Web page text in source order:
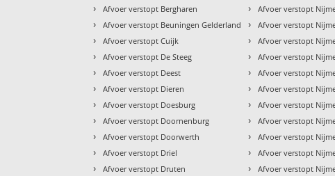
› Afvoer verstopt Bergharen
› Afvoer verstopt Beuningen Gelderland
› Afvoer verstopt Cuijk
› Afvoer verstopt De Steeg
› Afvoer verstopt Deest
› Afvoer verstopt Dieren
› Afvoer verstopt Doesburg
› Afvoer verstopt Doornenburg
› Afvoer verstopt Doorwerth
› Afvoer verstopt Driel
› Afvoer verstopt Druten
› Afvoer verstopt
› Afvoer verstopt
› Afvoer verstopt
› Afvoer verstopt
› Afvoer verstopt
› Afvoer verstopt
› Afvoer verstopt
› Afvoer verstopt
› Afvoer verstopt
› Afvoer verstopt
› Afvoer verstopt